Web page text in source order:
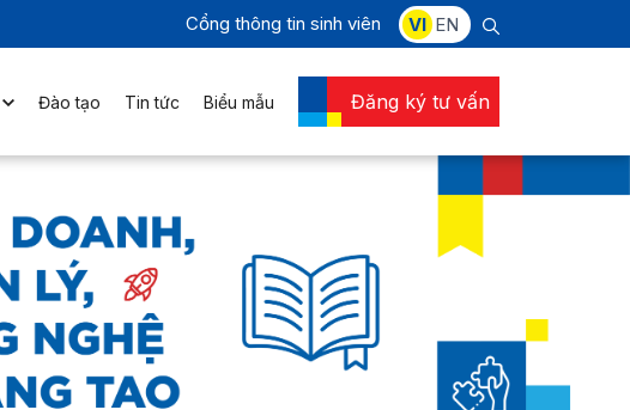
Cổng thông tin sinh viên VI EN
Đào tạo Tin tức Biểu mẫu Đăng ký tư vấn